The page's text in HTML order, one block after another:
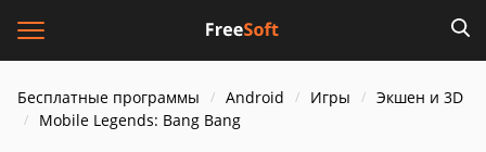
Бесплатные программы Android Игры
Экшен и 3D
Mobile Legends: Bang Bang